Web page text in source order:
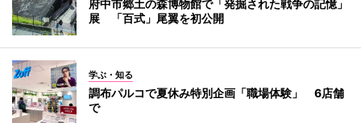
府中市郷土の森博物館で「発掘された戦争の記憶」
展 「百式」尾翼を初公開
学ぶ・知る
調布パルコで夏休み特別企画「職場体験」 6店舗
で